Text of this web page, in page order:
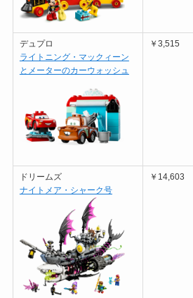
デュプロ
ライトニング・マックィーン
とメーターのカーウォッシュ
￥3,515
ドリームズ
ナイトメア・シャーク号
￥14,603